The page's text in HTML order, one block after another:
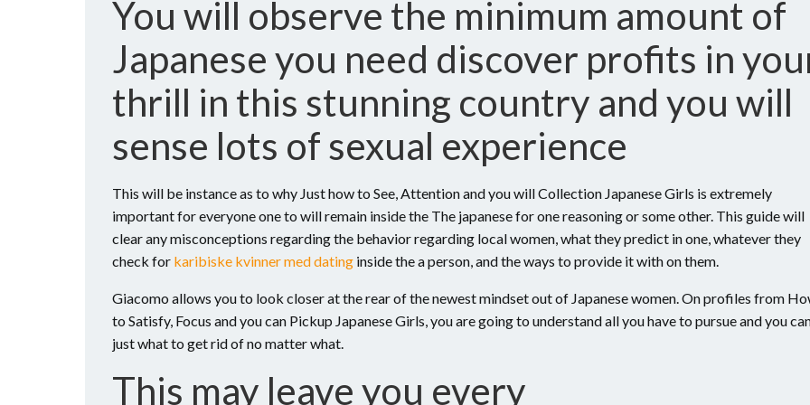
You will observe the minimum amount of
Japanese you need discover profits in
thrill in this stunning country and you will
sense lots of sexual experience
This will be instance as to why Just how to See, Attention and you will Collection Japanese Girls is extremely
important for everyone one to will remain inside the The japanese for one reasoning or some other. This guide will
clear any misconceptions regarding the behavior regarding local women, what they predict in one, whatever they
check for karibiske kvinner med dating inside the a person, and the ways to provide it with on them.
Giacomo allows you to look closer at the rear of the newest mindset out of Japanese women. On profiles from
to Satisfy, Focus and you can Pickup Japanese Girls, you are going to understand all you have to pursue and you
just what to get rid of no matter what.
This may leave you every